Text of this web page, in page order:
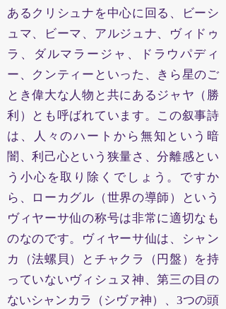
あるクリシュナを中心に回る、ビーシ
ュマ、ビーマ、アルジュナ、ヴィドゥ
ラ、ダルマラージャ、ドラウパディ
ー、クンティーといった、きら星のご
とき偉大な人物と共にあるジャヤ（勝
利）とも呼ばれています。この叙事詩
は、人々のハートから無知という暗
闇、利己心という狭量さ、分離感とい
う小心を取り除くでしょう。ですか
ら、ローカグル（世界の導師）という
ヴィヤーサ仙の称号は非常に適切なも
のなのです。ヴィヤーサ仙は、シャン
カ（法螺貝）とチャクラ（円盤）を持
っていないヴィシュヌ神、第三の目の
ないシャンカラ（シヴァ神）、3つの頭